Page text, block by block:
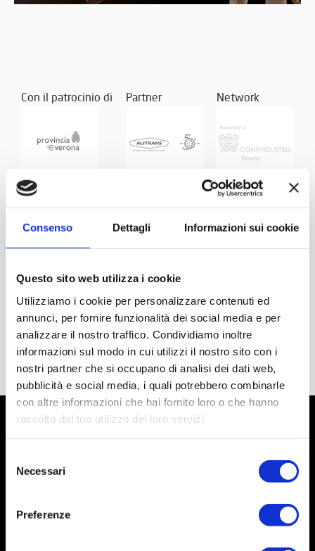
Consenso Dettagli Informazioni sui cookie
Questo sito web utilizza i cookie
Utilizziamo i cookie per personalizzare contenuti ed
annunci, per fornire funzionalità dei social media e per
analizzare il nostro traffico. Condividiamo inoltre
informazioni sul modo in cui utilizzi il nostro sito con i
nostri partner che si occupano di analisi dei dati web,
pubblicità e social media, i quali potrebbero combinarle
con altre informazioni che hai fornito loro o che hanno
raccolto dal tuo utilizzo dei loro servizi.
delNecessari
Preferenze
Con il patrocinio di Partner Network